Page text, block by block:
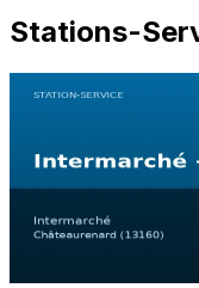
Stations-